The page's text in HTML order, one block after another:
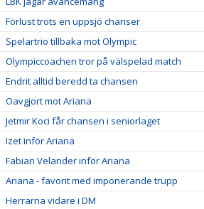
Förlust trots en uppsjö chanser
Spelartrio tillbaka mot Olympic
Olympiccoachen tror på välspelad match
Endrit alltid beredd ta chansen
Oavgjort mot Ariana
Jetmir Koci får chansen i seniorlaget
Izet inför Ariana
Fabian Velander inför Ariana
Ariana - favorit med imponerande trupp
Herrarna vidare i DM